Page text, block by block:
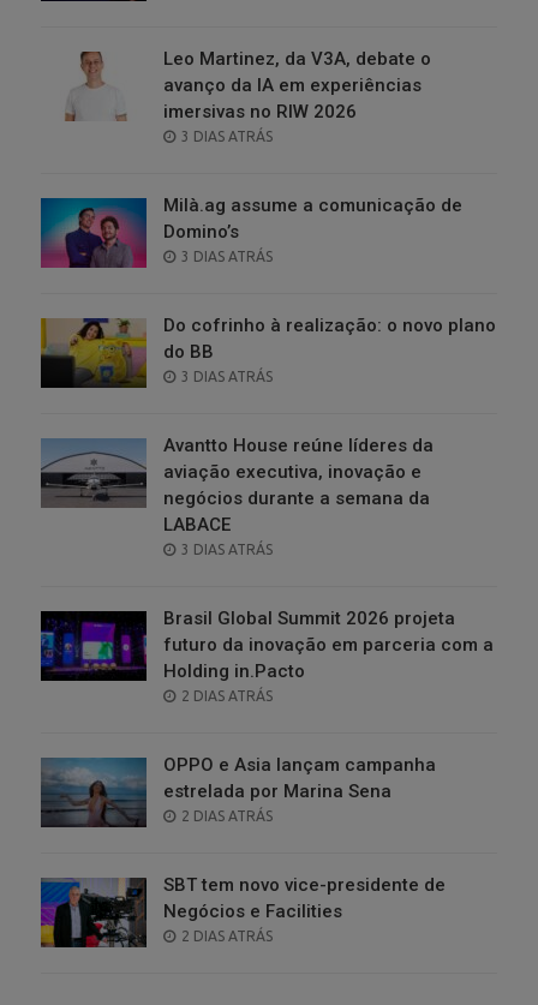
Leo Martinez, da V3A, debate o
avanço da IA em experiências
imersivas no RIW 2026
POSTED
3 DIAS ATRÁS
Milà.ag assume a comunicação de
Domino’s
POSTED
3 DIAS ATRÁS
Do cofrinho à realização: o novo plano
do BB
POSTED
3 DIAS ATRÁS
Avantto House reúne líderes da
aviação executiva, inovação e
negócios durante a semana da
LABACE
POSTED
3 DIAS ATRÁS
Brasil Global Summit 2026 projeta
futuro da inovação em parceria com a
Holding in.Pacto
POSTED
2 DIAS ATRÁS
OPPO e Asia lançam campanha
estrelada por Marina Sena
POSTED
2 DIAS ATRÁS
SBT tem novo vice-presidente de
Negócios e Facilities
POSTED
2 DIAS ATRÁS